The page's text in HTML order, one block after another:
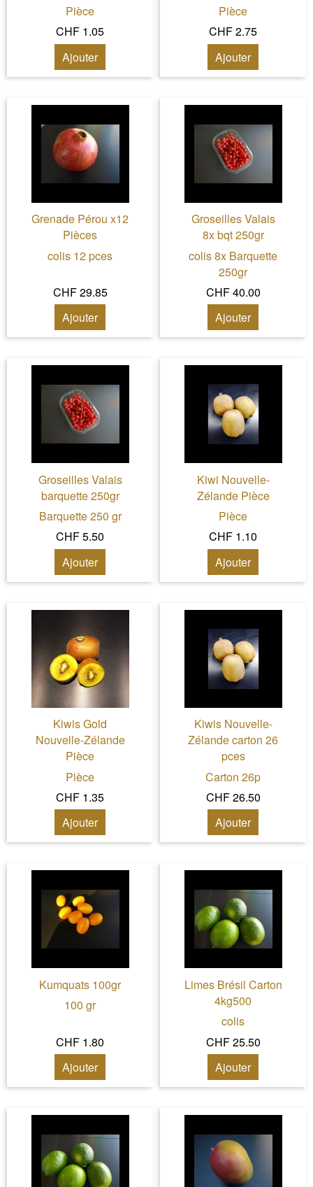
Pièce
CHF 1.05
Ajouter
Pièce
CHF 2.75
Ajouter
Grenade Pérou x12
Pièces
colis 12 pces
CHF 29.85
Ajouter
Groseilles Valais
8x bqt 250gr
colis 8x Barquette
250gr
CHF 40.00
Ajouter
Groseilles Valais
barquette 250gr
Barquette 250 gr
CHF 5.50
Ajouter
Kiwi Nouvelle-
Zélande Pièce
Pièce
CHF 1.10
Ajouter
Kiwis Gold
Nouvelle-Zélande
Pièce
Pièce
CHF 1.35
Ajouter
Kiwis Nouvelle-
Zélande carton 26
pces
Carton 26p
CHF 26.50
Ajouter
Kumquats 100gr
100 gr
CHF 1.80
Ajouter
Limes Brésil Carton
4kg500
colis
CHF 25.50
Ajouter